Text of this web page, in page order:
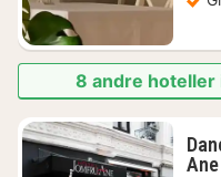
8 andre
Ane